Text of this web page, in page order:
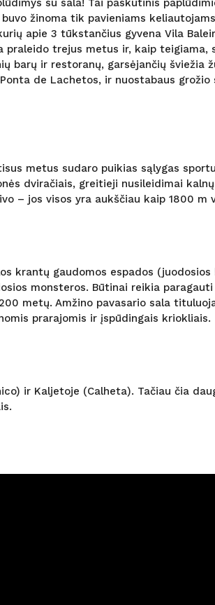
žinoma tik pavieniams
apie 3 tūkstančius gyvena Vila
trejus metus ir, kaip
ir restoranų, garsėjančių šviežia
de Lachetos, ir nuostabaus grožio
metus sudaro puikias sąlygas
dviračiais, greitieji nusileidimai
– jos visos yra aukščiau kaip 1800 m
krantų gaudomos espados
monsteros. Būtinai reikia
metų. Amžino pavasario sala
prarajomis ir įspūdingais kriokliais.
ir Kaljetoje (Calheta). Tačiau čia